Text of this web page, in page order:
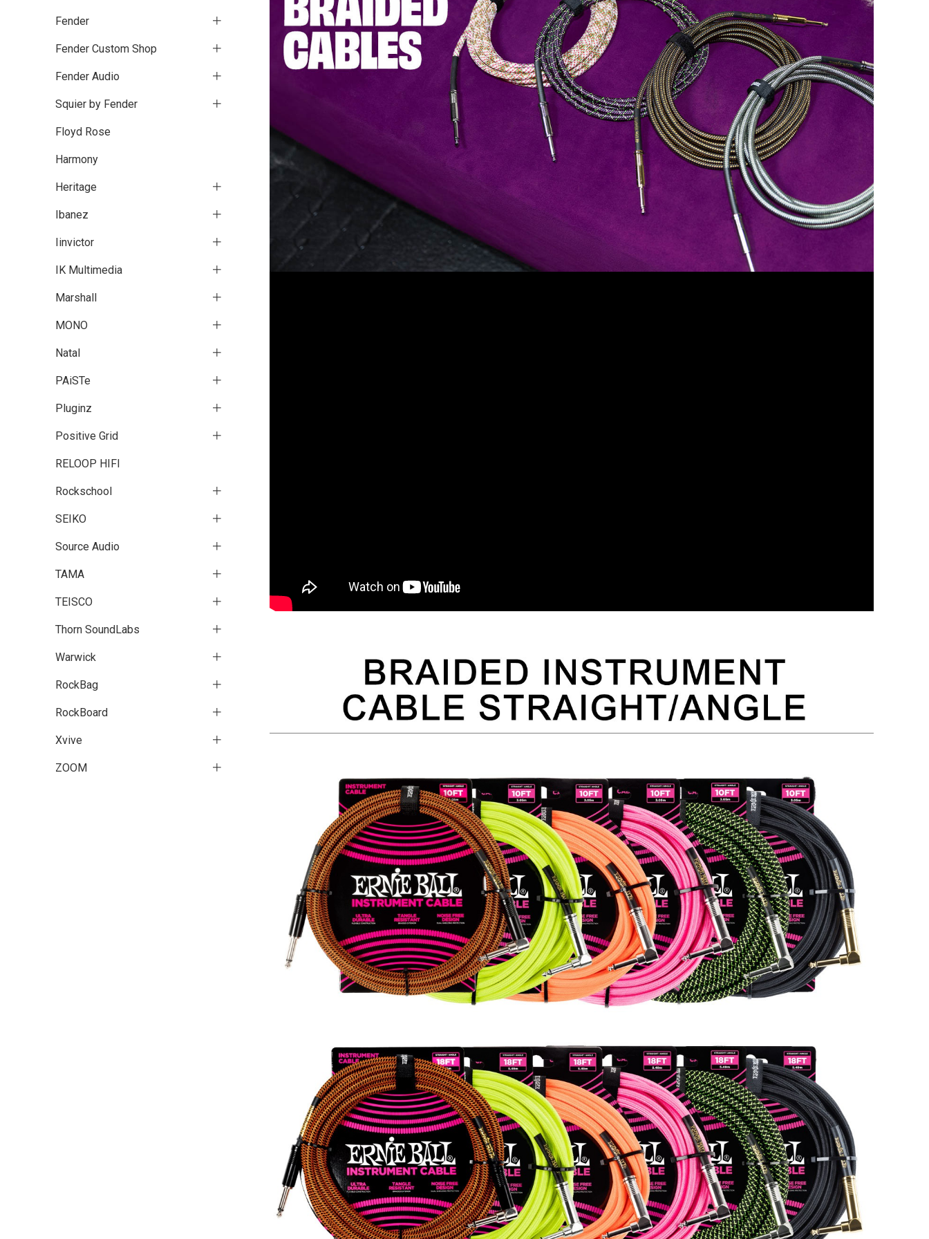
Fender
Fender Custom Shop
Fender Audio
Squier by Fender
Floyd Rose
Harmony
Heritage
Ibanez
Iinvictor
IK Multimedia
Marshall
MONO
Natal
PAiSTe
Pluginz
Positive Grid
RELOOP HIFI
Rockschool
SEIKO
Source Audio
TAMA
TEISCO
Thorn SoundLabs
Warwick
RockBag
RockBoard
Xvive
ZOOM